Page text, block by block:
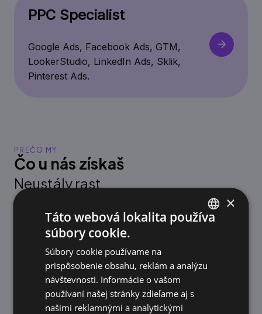
PPC Specialist
Google Ads, Facebook Ads, GTM,
LookerStudio, LinkedIn Ads, Sklik,
Pinterest Ads.
PREČO MY
Čo u nás získaš
Neustály rast
Prácu s top technológiami
Flexibilitu
Férové odmeňovanie
×
Táto webová lokalita používa
súbory cookie.
Súbory cookie používame na
prispôsobenie obsahu, reklám a analýzu
návštevnosti. Informácie o vašom
používaní našej stránky zdieľame aj s
našimi reklamnými a analytickými